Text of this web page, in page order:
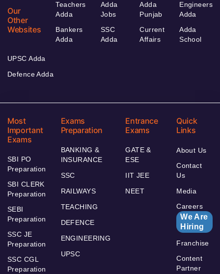
Our
Other
Websites
Teachers
Adda
Bankers
Adda
Adda
Jobs
SSC
Adda
Adda
Punjab
Current
Affairs
Engineers
Adda
Adda
School
UPSC Adda
Defence Adda
Most
Important
Exams
SBI PO
Preparation
SBI CLERK
Preparation
SEBI
Preparation
SSC JE
Preparation
SSC CGL
Preparation
Exams
Preparation
BANKING &
INSURANCE
SSC
RAILWAYS
TEACHING
DEFENCE
ENGINEERING
UPSC
Entrance
Exams
GATE &
ESE
IIT JEE
NEET
Quick
Links
About Us
Contact
Us
Media
Careers
We Are
Hiring
Franchise
Content
Partner